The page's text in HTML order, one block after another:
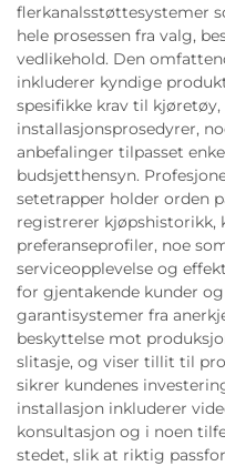
flerkanalsstøttesystemer
hele prosessen fra valg,
vedlikehold. Den
inkluderer kyndige
spesifikke krav til
installasjonsprosedyrer,
anbefalinger tilpasset
budsjetthensyn.
setetrapper holder orden
registrerer kjøpshistorikk,
preferanseprofiler, noe
serviceopplevelse og
for gjentakende kunder
garantisystemer fra
beskyttelse mot
slitasje, og viser tillit til
sikrer kundenes
installasjon inkluderer
konsultasjon og i noen
stedet, slik at riktig